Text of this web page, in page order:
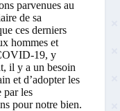
parvenues au
de sa
ces derniers
hommes et
19, y
il y a un besoin
et d’adopter les
par les
pour notre bien.